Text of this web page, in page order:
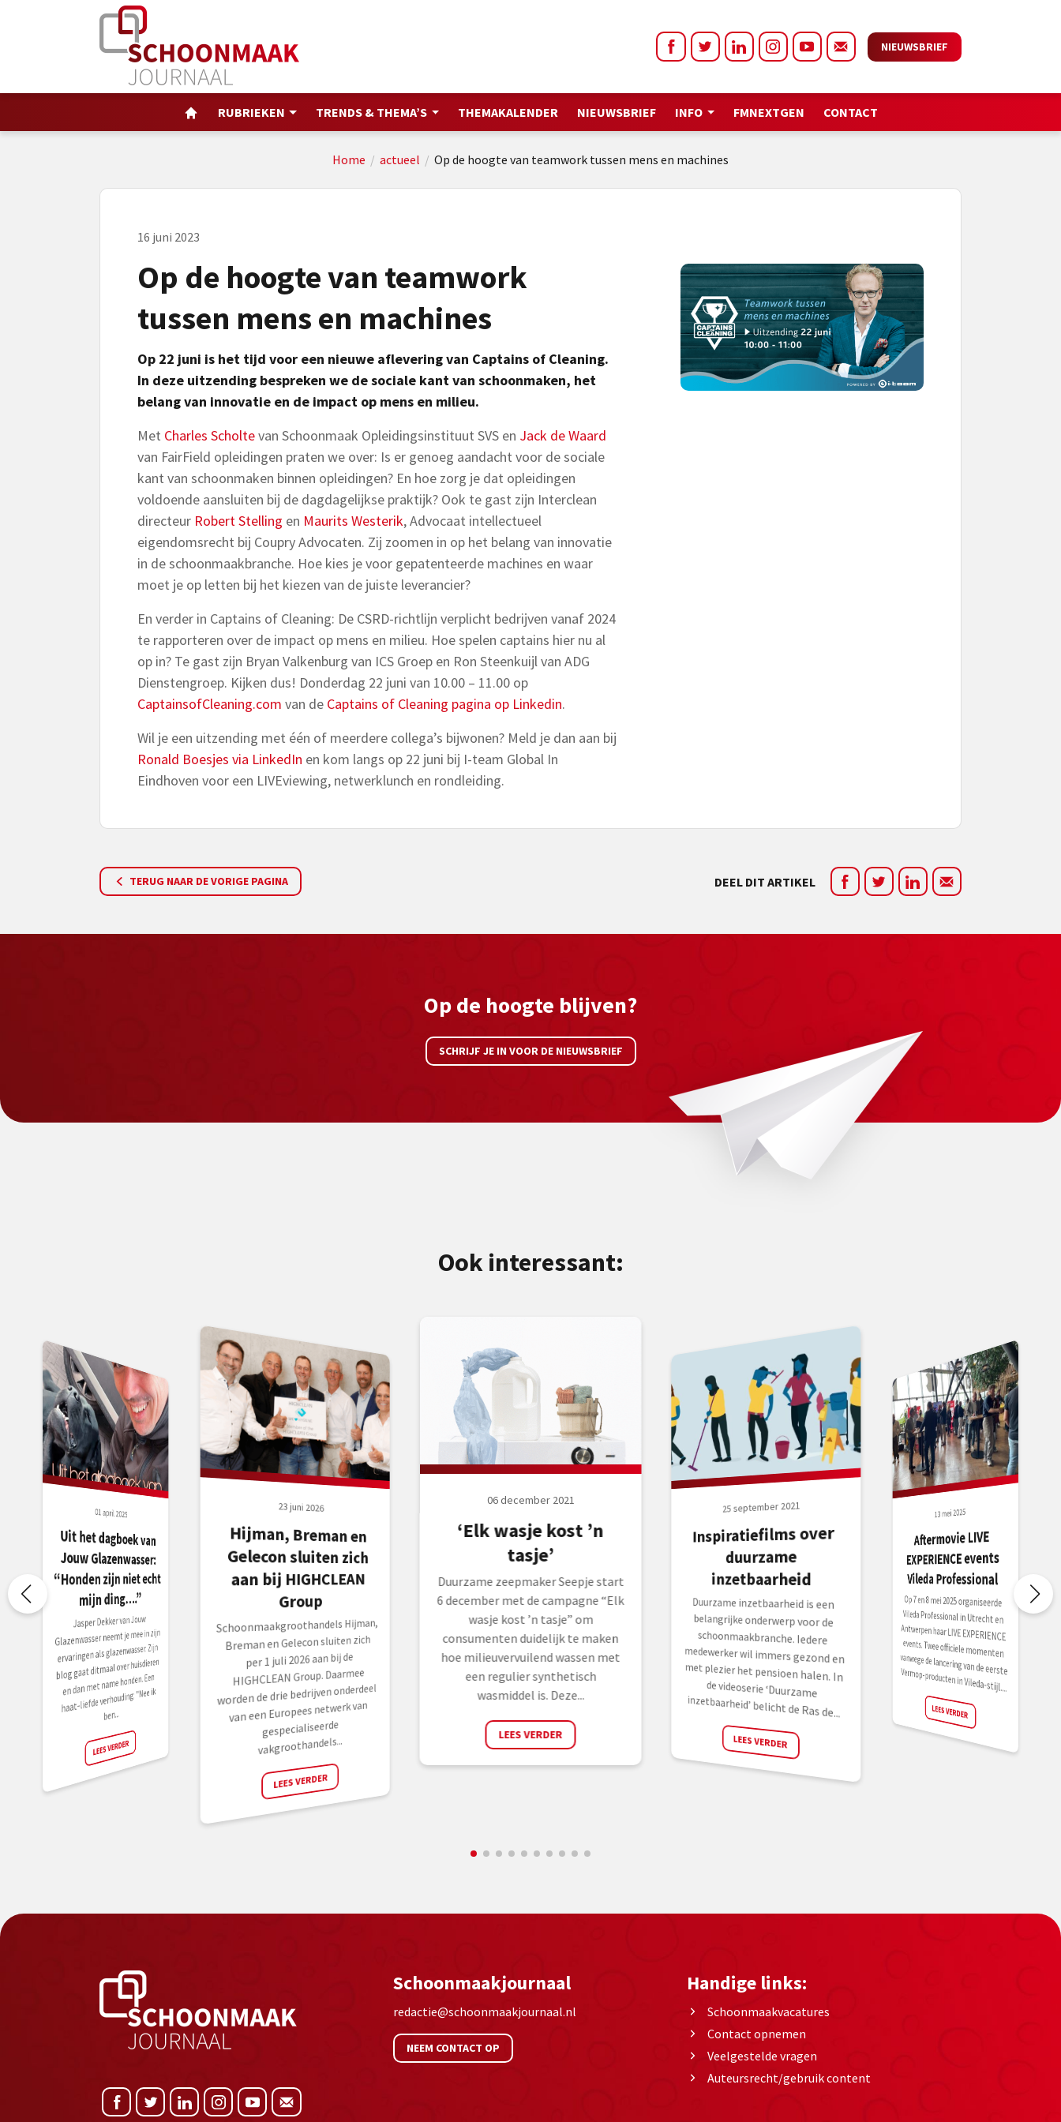
NIEUWSBRIEF
RUBRIEKEN TRENDS & THEMA’S THEMAKALENDER NIEUWSBRIEF INFO FMNEXTGEN CONTACT
Home / actueel / Op de hoogte van teamwork tussen mens en machines
16 juni 2023
Op de hoogte van teamwork
tussen mens en machines
Op 22 juni is het tijd voor een nieuwe aflevering van Captains of Cleaning.
In deze uitzending bespreken we de sociale kant van schoonmaken, het
belang van innovatie en de impact op mens en milieu.
Met Charles Scholtevan Schoonmaak Opleidingsinstituut SVS en Jack de Waard
van FairField opleidingen praten we over: Is er genoeg aandacht voor de sociale
kant van schoonmaken binnen opleidingen? En hoe zorg je dat opleidingen
voldoende aansluiten bij de dagdagelijkse praktijk? Ook te gast zijn Interclean
directeur Robert Stelling en Maurits Westerik, Advocaat intellectueel
eigendomsrecht bij Coupry Advocaten. Zij zoomen in op het belang van innovatie
in de schoonmaakbranche. Hoe kies je voor gepatenteerde machines en waar
moet je op letten bij het kiezen van de juiste leverancier?
En verder in Captains of Cleaning: De CSRD-richtlijn verplicht bedrijven vanaf 2024
te rapporteren over de impact op mens en milieu. Hoe spelen captains hier nu al
op in? Te gast zijn Bryan Valkenburg van ICS Groep en Ron Steenkuijl van ADG
Dienstengroep. Kijken dus! Donderdag 22 juni van 10.00 – 11.00 op
CaptainsofCleaning.com van de Captains of Cleaning pagina op Linkedin.
Wil je een uitzending met één of meerdere collega’s bijwonen? Meld je dan aan bij
Ronald Boesjes via LinkedIn en kom langs op 22 juni bij I-team Global In
Eindhoven voor een LIVEviewing, netwerklunch en rondleiding.
TERUG NAAR DE VORIGE PAGINA DEEL DIT ARTIKEL
Op de hoogte blijven?
SCHRIJF JE IN VOOR DE NIEUWSBRIEF
Ook interessant:
01 april 2025
Uit het dagboek van
Jouw Glazenwasser:
“Honden zijn niet echt
mijn ding….”
Jasper Dekker van Jouw
Glazenwasser neemt je mee in zijn
ervaringen als glazenwasser. Zijn
blog gaat ditmaal over huisdieren
en dan met name honden. Een
haat-liefde verhouding: "Nee ik
ben...
LEES VERDER
23 juni 2026
Hijman, Breman en
Gelecon sluiten zich
aan bij HIGHCLEAN
Group
Schoonmaakgroothandels Hijman,
Breman en Gelecon sluiten zich
per 1 juli 2026 aan bij de
HIGHCLEAN Group. Daarmee
worden de drie bedrijven onderdeel
van een Europees netwerk van
gespecialiseerde
vakgroothandels...
LEES VERDER
06 december 2021
‘Elk wasje kost ’n
tasje’
Duurzame zeepmaker Seepje start
6 december met de campagne “Elk
wasje kost ’n tasje” om
consumenten duidelijk te maken
hoe milieuvervuilend wassen met
een regulier synthetisch
wasmiddel is. Deze...
LEES VERDER
25 september 2021
Inspiratiefilms over
duurzame
inzetbaarheid
Duurzame inzetbaarheid is een
belangrijke onderwerp voor de
schoonmaakbranche. Iedere
medewerker wil immers gezond en
met plezier het pensioen halen. In
de videoserie ‘Duurzame
inzetbaarheid’ belicht de Ras de...
LEES VERDER
13 mei 2025
Aftermovie LIVE
EXPERIENCE events
Vileda Professional
Op 7 en 8 mei 2025 organiseerde
Vileda Professional in Utrecht en
Antwerpen haar LIVE EXPERIENCE
events. Twee officiele momenten
vanwege de lancering van de eerste Vermop-producten in Vileda-stijl....
LEES VERDER
Schoonmaakjournaal
redactie@schoonmaakjournaal.nl
NEEM CONTACT OP
Handige links:
Schoonmaakvacatures
Contact opnemen
Veelgestelde vragen
Auteursrecht/gebruik content